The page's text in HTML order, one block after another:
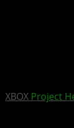
XBOX Project